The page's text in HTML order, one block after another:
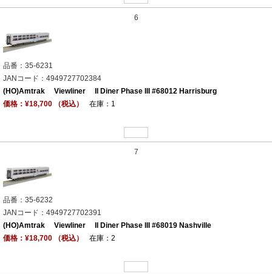
6
品番：35-6231
JANコード：4949727702384
(HO)Amtrak Viewliner II Diner Phase III #68012 Harrisburg
価格：¥18,700 （税込）
在庫：1
7
品番：35-6232
JANコード：4949727702391
(HO)Amtrak Viewliner II Diner Phase III #68019 Nashville
価格：¥18,700 （税込）
在庫：2